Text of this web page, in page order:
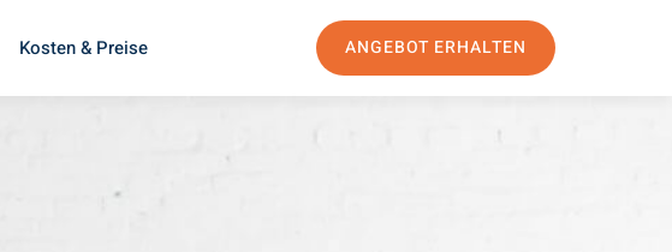
Kosten & Preise ANGEBOT ERHALTEN